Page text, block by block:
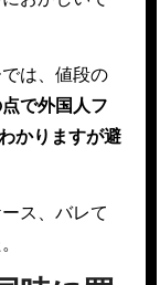
は、値段の
で外国人フ
かりますが避
ス、バレて